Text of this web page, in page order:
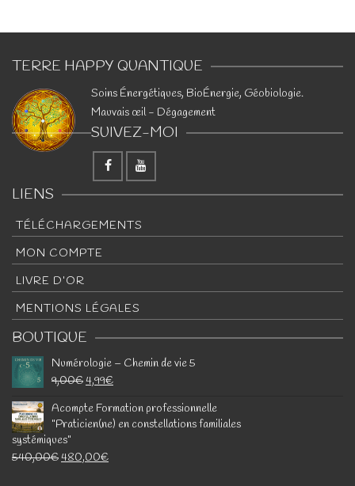
TERRE HAPPY QUANTIQUE
​Soins Énergétiques, BioÉnergie, Géobiologie.
Mauvais œil - Dégagement
SUIVEZ-MOI
LIENS
TÉLÉCHARGEMENTS
MON COMPTE
LIVRE D’OR
MENTIONS LÉGALES
BOUTIQUE
Numérologie – Chemin de vie 5
9,00€4,99€
Acompte Formation professionnelle
"Praticien(ne) en constellations familiales
systémiques"
540,00€480,00€